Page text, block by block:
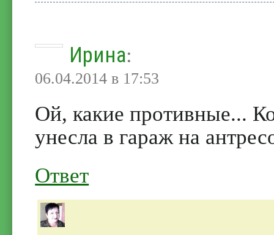
Ирина:
06.04.2014 в 17:53
Ой, какие противные...
унесла в гараж на
Ответ